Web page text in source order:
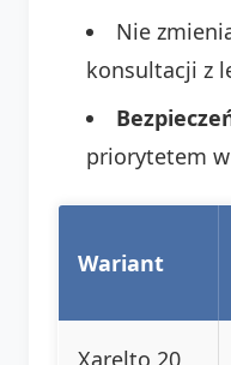
Nie
konsultacji z
priorytetem
Wariant
Xarelto 20